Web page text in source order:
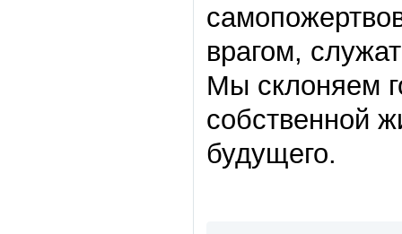
врагом,
Мы склоняем
собственной
будущего.